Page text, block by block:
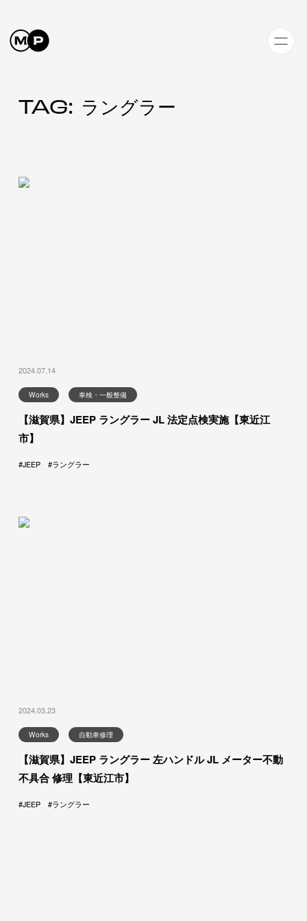
TAG: ラングラー
2024.07.14
Works 車検・一般整備
【滋賀県】JEEP ラングラー JL 法定点検実施【東近江
市】
JEEP ラングラー
2024.03.23
Works 自動車修理
【滋賀県】JEEP ラングラー 左ハンドル JL メーター不動
不具合 修理【東近江市】
JEEP ラングラー